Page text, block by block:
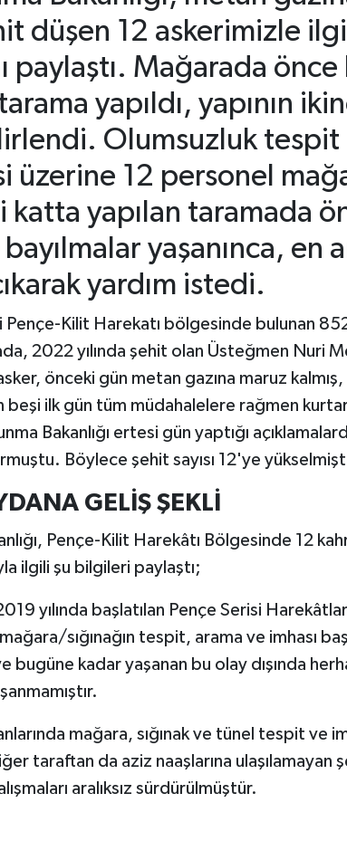
düşen 12 askerimizle
paylaştı. Mağarada önce
yapıldı, yapının
Olumsuzluk tespit
üzerine 12 personel
yapılan taramada
yaşanınca, en
yardım istedi.
Pençe-Kilit Harekatı bölgesinde bulunan 852
2022 yılında şehit olan Üsteğmen Nuri
önceki gün metan gazına maruz
beşi ilk gün tüm müdahalelere rağmen
Bakanlığı ertesi gün yaptığı
Böylece şehit sayısı 12'ye
GELİŞ ŞEKLİ
Pençe-Kilit Harekâtı Bölgesinde 12
ilgili şu bilgileri paylaştı;
yılında başlatılan Pençe Serisi
sığınağın tespit, arama ve imhası
bugüne kadar yaşanan bu olay dışında
mağara, sığınak ve tünel tespit ve
taraftan da aziz naaşlarına ulaşılamayan
aralıksız sürdürülmüştür.